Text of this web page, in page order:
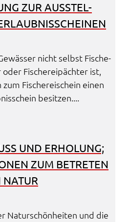
ZUR AUSSTEL­
nicht selbst Fische­
Fische­rei­päch­ter ist,
zum Fische­rei­schein einen
besit­zen....
UND ERHO­LUNG;
ZUM BETRE­TEN
NATUR
Natur­schön­hei­ten und die